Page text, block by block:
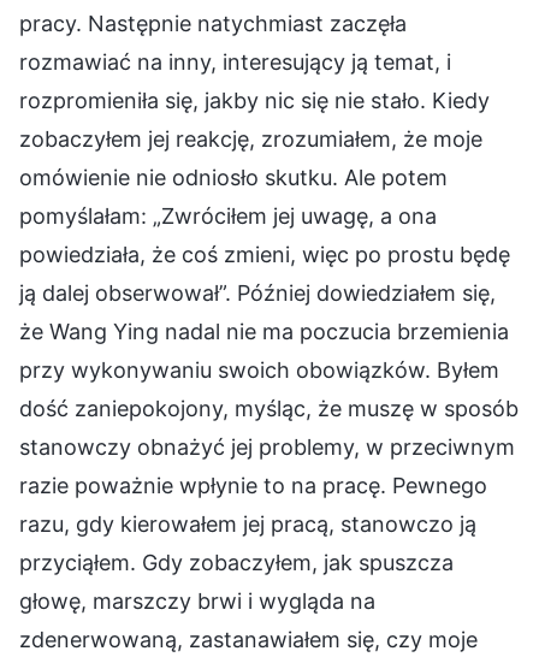
pracy. Następnie natychmiast zaczęła
rozmawiać na inny, interesujący ją temat, i
rozpromieniła się, jakby nic się nie stało. Kiedy
zobaczyłem jej reakcję, zrozumiałem, że moje
omówienie nie odniosło skutku. Ale potem
pomyślałam: „Zwróciłem jej uwagę, a ona
powiedziała, że coś zmieni, więc po prostu będę
ją dalej obserwował”. Później dowiedziałem się,
że Wang Ying nadal nie ma poczucia brzemienia
przy wykonywaniu swoich obowiązków. Byłem
dość zaniepokojony, myśląc, że muszę w sposób
stanowczy obnażyć jej problemy, w przeciwnym
razie poważnie wpłynie to na pracę. Pewnego
razu, gdy kierowałem jej pracą, stanowczo ją
przyciąłem. Gdy zobaczyłem, jak spuszcza
głowę, marszczy brwi i wygląda na
zdenerwowaną, zastanawiałem się, czy moje